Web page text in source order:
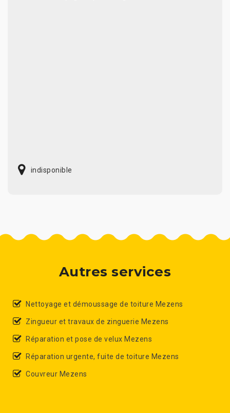
indisponible
Autres services
Nettoyage et démoussage de toiture Mezens
Zingueur et travaux de zinguerie Mezens
Réparation et pose de velux Mezens
Réparation urgente, fuite de toiture Mezens
Couvreur Mezens